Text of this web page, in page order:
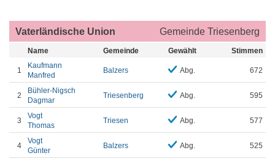
Vaterländische Union Gemeinde Triesenberg
Name Gemeinde Gewählt Stimmen
1
Kaufmann
Manfred
Balzers Abg. 672
2
Bühler-Nigsch
Dagmar
Triesenberg Abg. 595
3
Vogt
Thomas
Triesen Abg. 577
4
Vogt
Günter
Balzers Abg. 525